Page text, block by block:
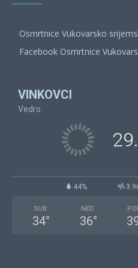
Osmrtnice Vukovarsko
Facebook Osmrtnice
VINKOVCI
Vedro
44%
SUB
34°
NED
36°